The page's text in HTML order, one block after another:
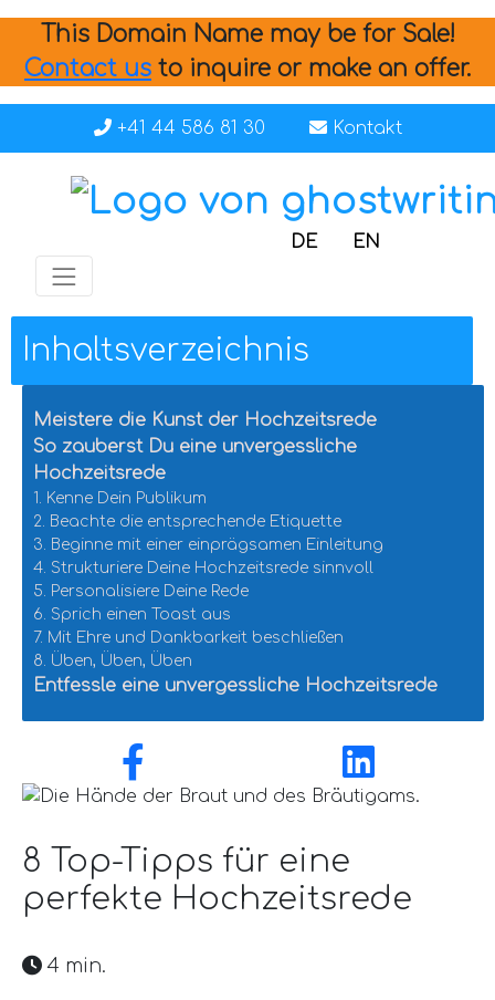
This Domain Name may be for Sale!
Contact us to inquire or make an offer.
+41 44 586 81 30 Kontakt
DE EN
Inhaltsverzeichnis
Meistere die Kunst der Hochzeitsrede
So zauberst Du eine unvergessliche
Hochzeitsrede
1. Kenne Dein Publikum
2. Beachte die entsprechende Etiquette
3. Beginne mit einer einprägsamen Einleitung
4. Strukturiere Deine Hochzeitsrede sinnvoll
5. Personalisiere Deine Rede
6. Sprich einen Toast aus
7. Mit Ehre und Dankbarkeit beschließen
8. Üben, Üben, Üben
Entfessle eine unvergessliche Hochzeitsrede
8 Top-Tipps für eine
perfekte Hochzeitsrede
4 min.